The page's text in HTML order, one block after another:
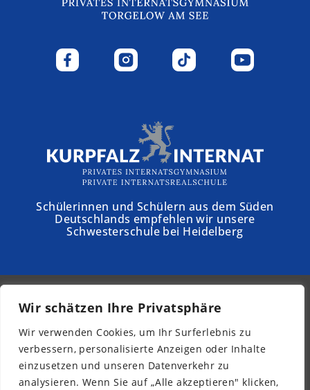
Wir schätzen Ihre Privatsphäre
Wir verwenden Cookies, um Ihr Surferlebnis zu
verbessern, personalisierte Anzeigen oder Inhalte
einzusetzen und unseren Datenverkehr zu
analysieren. Wenn Sie auf „Alle akzeptieren" klicken,
Schülerinnen und Schülern aus dem Süden
Deutschlands empfehlen wir unsere
Schwesterschule bei Heidelberg
© 2026 - Schloss Torgelow
Newsletter
Impressum
Datenschutz